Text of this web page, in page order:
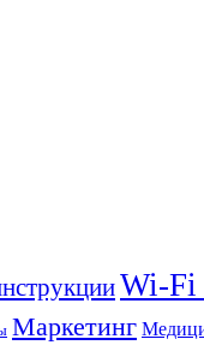
Wi-Fi
Маркетинг